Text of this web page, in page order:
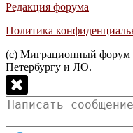
Редакция форума
Политика
(с) Миграционный
Петербургу и ЛО.